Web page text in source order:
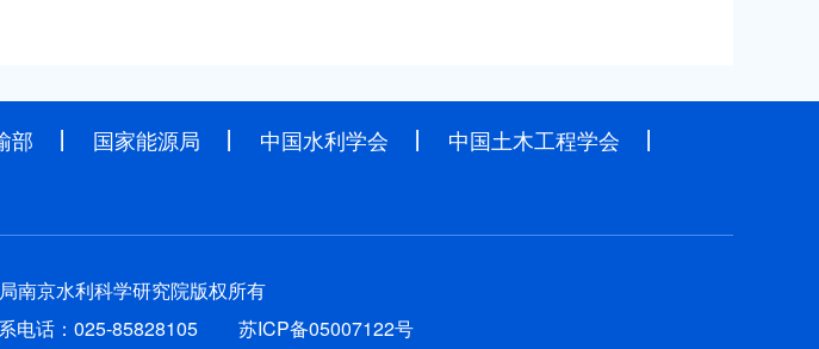
部 国家能源局 中国水利学会
中国土木工程学会
南京水利科学研究院版权所有
电话：025-85828105 苏ICP备05007122号